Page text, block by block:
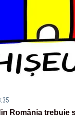
România trebuie